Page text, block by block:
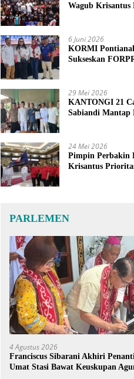
Wagub Krisantus
6 Juni 2026
KORMI
Sukseskan
29 Mei 2026
KANTONGI 21
Sabiandi Mantap
24 Mei 2026
Pimpin Perbakin
Krisantus
PARLEMEN
4 Agustus 2026
Franciscus Sibarani Akhiri
Umat Stasi Bawat Keuskupan